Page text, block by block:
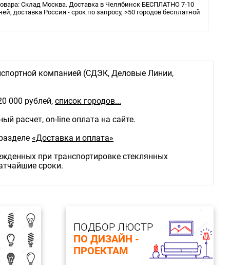
Склад Москва. Доставка в Челябинск БЕСПЛАТНО 7-10
доставка Россия - срок по запросу, >50 городов бесплатной
компанией (СДЭК, Деловые Линии,
000 рублей, список городов...
расчет, on-line оплата на сайте.
«Доставка и оплата»
при транспортировке стеклянных
сроки.
ПОДБОР ЛЮСТР
ПО ДИЗАЙН -
ПРОЕКТАМ